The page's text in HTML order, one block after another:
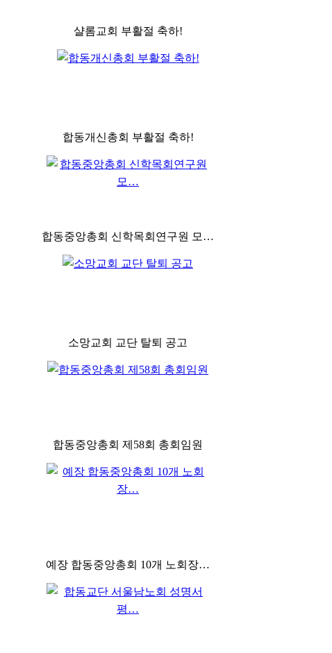
샬롬교회 부활절 축하!
합동개신총회 부활절 축하!
합동중앙총회 신학목회연구원 모…
소망교회 교단 탈퇴 공고
합동중앙총회 제58회 총회임원
예장 합동중앙총회 10개 노회장…